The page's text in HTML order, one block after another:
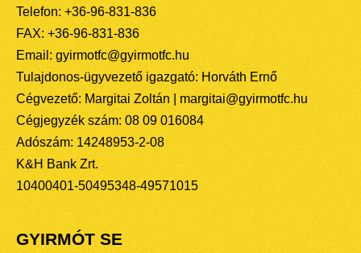
Telefon: +36-96-831-836
FAX: +36-96-831-836
Email: gyirmotfc@gyirmotfc.hu
Tulajdonos-ügyvezető igazgató: Horváth Ernő
Cégvezető: Margitai Zoltán | margitai@gyirmotfc.hu
Cégjegyzék szám: 08 09 016084
Adószám: 14248953-2-08
K&H Bank Zrt.
10400401-50495348-49571015
GYIRMÓT SE